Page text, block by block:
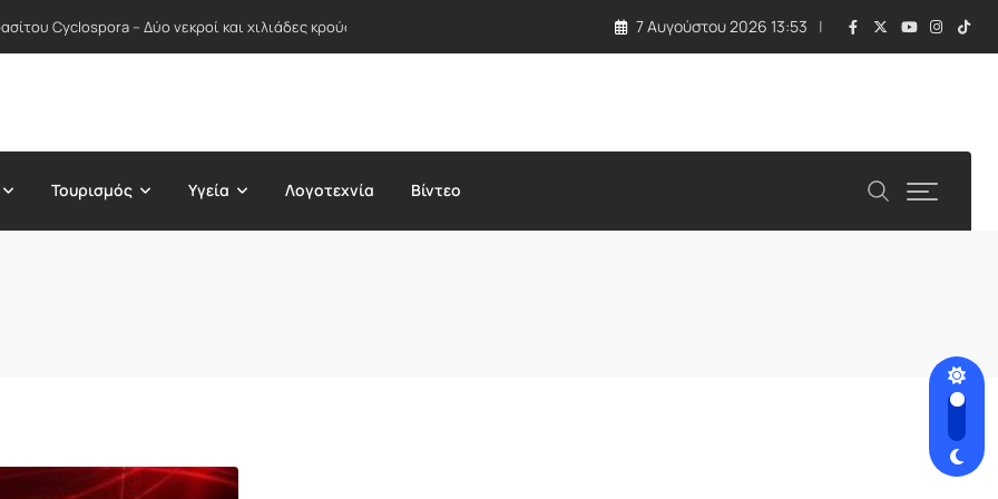
Cyclospora – Δύο νεκροί και χιλιάδες κρούσματα σε δεκάδες Πολιτείες 7 Αυγούστου 2026 13:53
Τουρισμός Υγεία Λογοτεχνία Βίντεο